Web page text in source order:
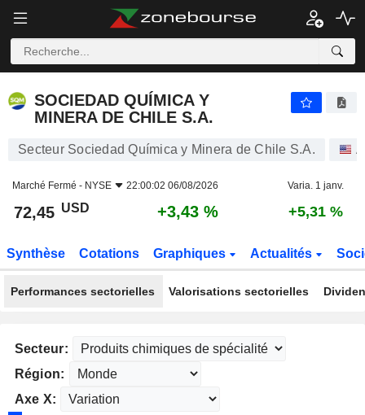
SOCIEDAD QUÍMICA Y
MINERA DE CHILE S.A.
Secteur Sociedad Química y Minera de Chile S.A.
Marché Fermé - NYSE 22:00:02 06/08/2026 Varia. 1 janv.
72,45 USD +3,43 % +5,31 %
Synthèse Cotations Graphiques Actualités
Performances sectorielles Valorisations sectorielles
Secteur:
Région:
Axe X: